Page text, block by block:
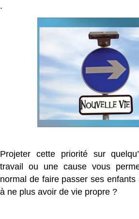
.
Projeter cette priorité sur
travail ou une cause vous
normal de faire passer ses
à ne plus avoir de vie propre ?